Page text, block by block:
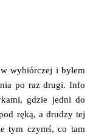
w wybiór­czej i byłem
po raz dru­gi. Info
gdzie jed­ni do
ręką, a dru­dzy tej
tym czymś, co tam